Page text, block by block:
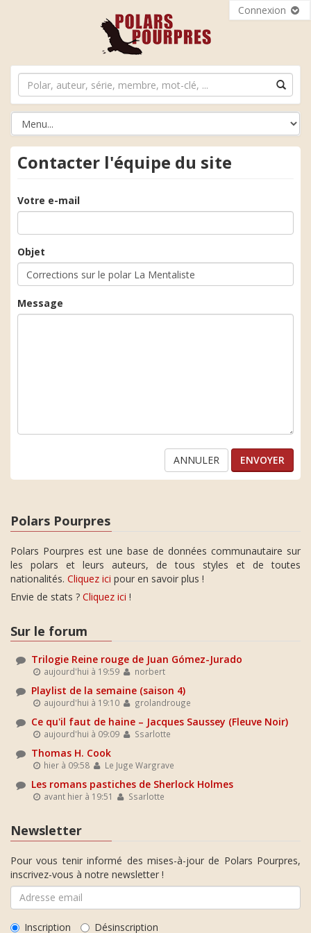
Connexion
Contacter l'équipe du site
Votre e-mail
Objet
Message
ANNULER
Polars Pourpres
Polars Pourpres est une base de données communautaire sur
les polars et leurs auteurs, de tous styles et de toutes
nationalités. Cliquez ici pour en savoir plus !
Envie de stats ? Cliquez ici !
Sur le forum
Trilogie Reine rouge de Juan Gómez-Jurado
aujourd'hui à 19:59 norbert
Playlist de la semaine (saison 4)
aujourd'hui à 19:10 grolandrouge
Ce qu'il faut de haine – Jacques Saussey (Fleuve Noir)
aujourd'hui à 09:09 Ssarlotte
Thomas H. Cook
hier à 09:58 Le Juge Wargrave
Les romans pastiches de Sherlock Holmes
avant hier à 19:51 Ssarlotte
Newsletter
Pour vous tenir informé des mises-à-jour de Polars Pourpres,
inscrivez-vous à notre newsletter !
Inscription Désinscription